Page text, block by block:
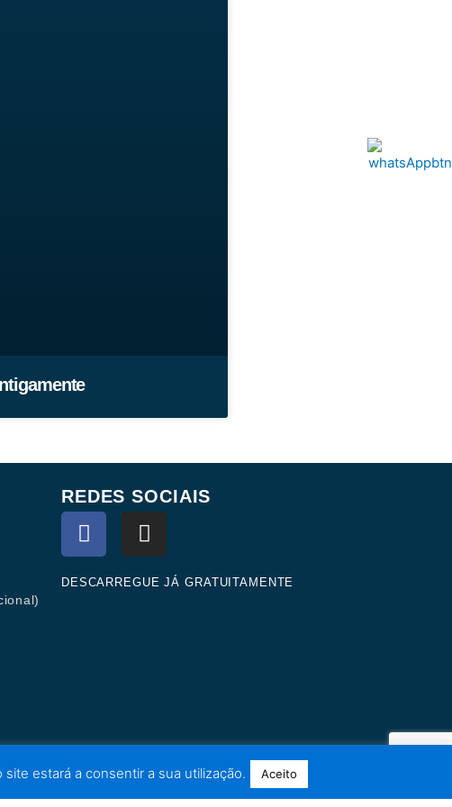
REDES SOCIAIS
F
a
c
e
I
n
s
t
DESCARREGUE JÁ GRATUITAMENTE
estará a consentir a sua utilização. Aceito